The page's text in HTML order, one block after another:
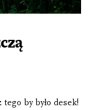
tego by było desek!